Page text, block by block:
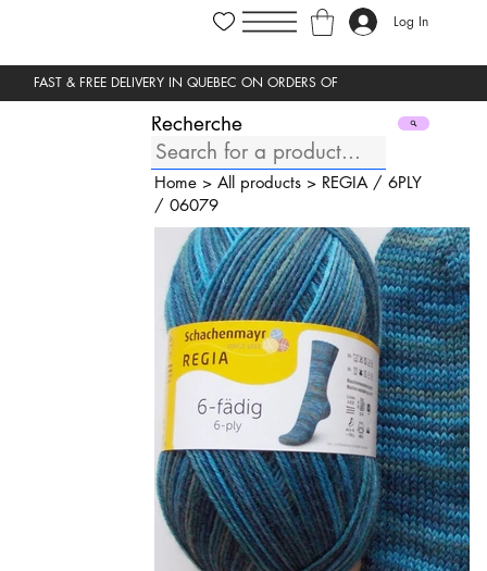
Log In
Recherche
Home> All products> REGIA / 6PLY
/ 06079